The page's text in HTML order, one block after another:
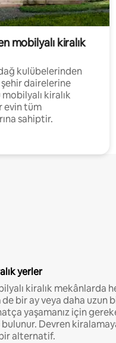
mobilyalı kiralık
kulübelerinden
dairelerine
kiralık
evin tüm
sahiptir.
yerler
kiralık mekânlarda
bir ay veya daha uzun
yaşamanız için
Devren
alternatif.